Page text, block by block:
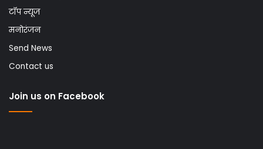
टॉप न्यूज
मनोरंजन
Send News
Contact us
Join us on Facebook